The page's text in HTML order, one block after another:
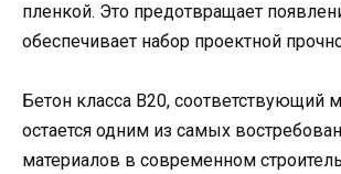
пленкой. Это предотвращает
обеспечивает набор проектной
Бетон класса В20, соответствующий
остается одним из самых
материалов в современном